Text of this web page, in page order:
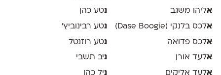
אליהו משגב
אלכס בלנקי (Dase Boogie)
אלכס פדואה
אלעד אורן
אלעד אליקים
נטע כהן
נטע רבינוביץ׳
נטע רוזנטל
ניב תשבי
ניל כהן